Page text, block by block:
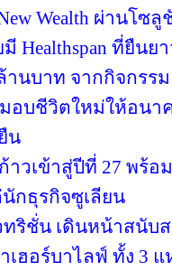
Wealth ผ่านโ
Healthspan ที่ยืนย
านบาท จากกิจกรร
อบชีวิตใหม่ให้อน
น
าวเข้าสู่ปีที่ 27 พร้
กธุรกิจซูเลียน
ริชั่น เดินหน้าสนับ
ฮอร์บาไลฟ์ ทั้ง 3 แ